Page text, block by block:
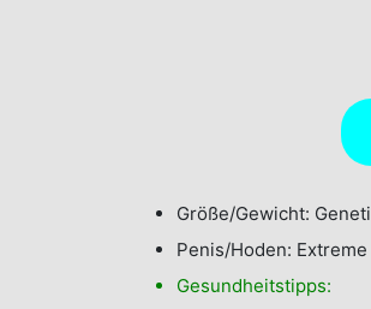
Größe/Gewicht:
Penis/Hoden:
Gesundheitstipps: